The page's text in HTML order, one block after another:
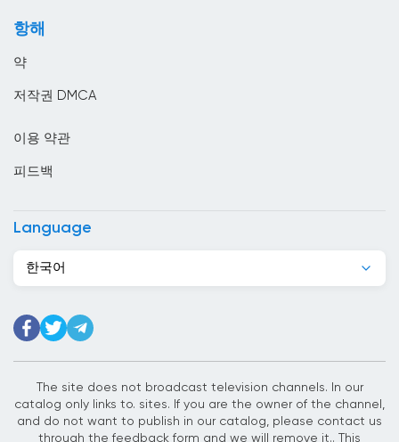
몬테네그로
몰디브
미얀마
바베이도스
바티칸 시국
항해
약
저작권 DMCA
이용 약관
피드백
Language
한국어
The site does not broadcast television channels. In our
catalog only links to. sites. If you are the owner of the channel,
and do not want to publish in our catalog, please contact us
through the feedback form and we will remove it.. This